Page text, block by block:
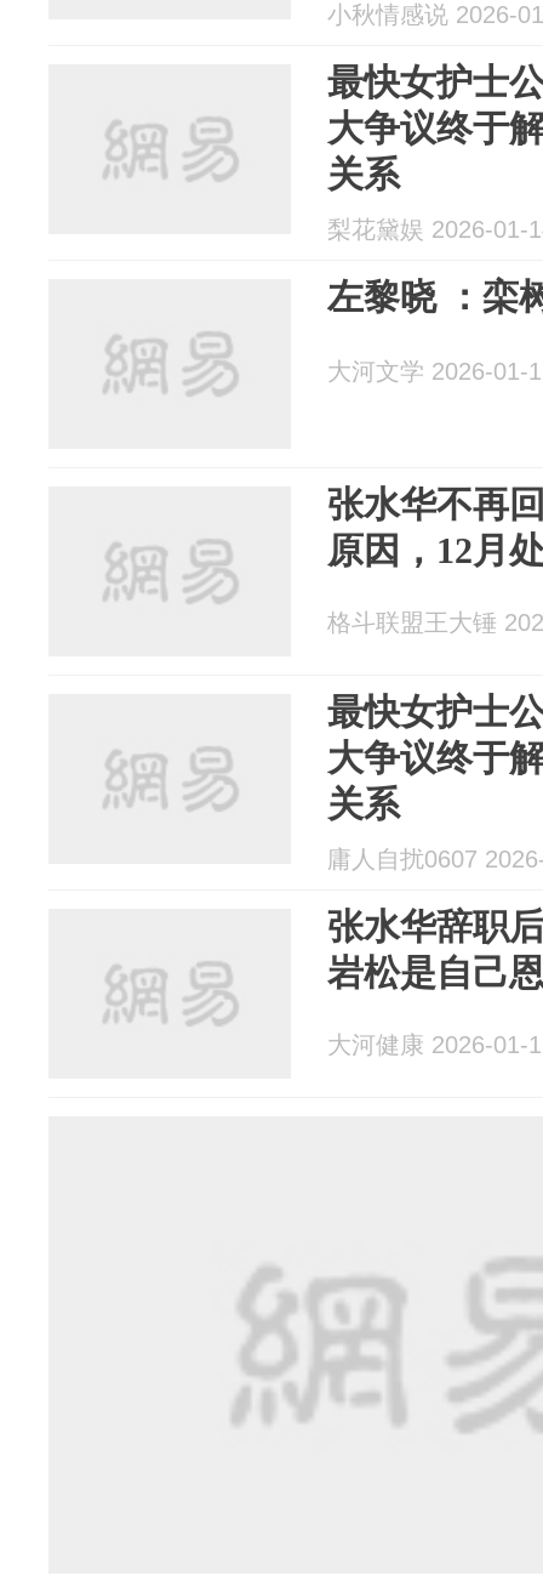
小秋情感说 2026-
最快女护士
大争议终于
关系
梨花黛娱 2026-01-
左黎晓 ：栾
大河文学 2026-01-
张水华不再
原因，12月
格斗联盟王大锤
最快女护士
大争议终于
关系
庸人自扰0607
张水华辞职
岩松是自己
大河健康 2026-01-